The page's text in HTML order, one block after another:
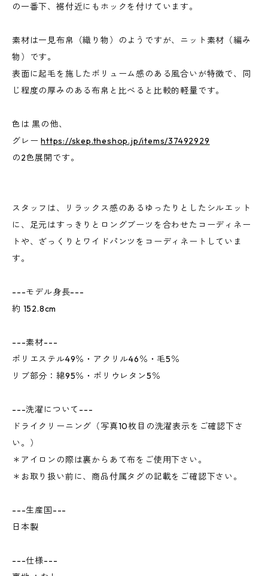
の一番下、裾付近にもホックを付けています。
素材は一見布帛（織り物）のようですが、ニット素材（編み
物）です。
表面に起毛を施したボリューム感のある風合いが特徴で、同
じ程度の厚みのある布帛と比べると比較的軽量です。
色は 黒の他、
グレーhttps://skep.theshop.jp/items/37492929
の2色展開です。
スタッフは、リラックス感のあるゆったりとしたシルエット
に、足元はすっきりとロングブーツを合わせたコーディネー
トや、ざっくりとワイドパンツをコーディネートしていま
す。
---モデル身長---
約 152.8cm
---素材---
ポリエステル49％・アクリル46％・毛5％
リブ部分：綿95％・ポリウレタン5％
---洗濯について---
ドライクリーニング（写真10枚目の洗濯表示をご確認下さ
い。）
＊アイロンの際は裏からあて布をご使用下さい。
＊お取り扱い前に、商品付属タグの記載をご確認下さい。
---生産国---
日本製
---仕様---